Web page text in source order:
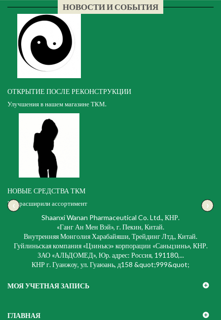
НОВОСТИ И СОБЫТИЯ
ОТКРЫТИЕ ПОСЛЕ РЕКОНСТРУКЦИИ
Улучшения в нашем магазине ТКМ.
НОВЫЕ СРЕДСТВА ТКМ
Мы расширили ассортимент
‹ ›
Shaanxi Wanan Pharmaceutical Co. Ltd., КНР.
«Ганг Ан Мен Вэй», г. Пекин, Китай.
Внутренняя Монголия Харабайяши, Трейдинг Лтд., Китай.
Гуйлиньская компания «Цзинькэ» корпорации «Саньцзинь», КНР.
ЗАО «АЛЬДОМЕД», Юр. адрес: Россия, 191180,...
КНР г. Гуанжоу, ул. Гуаюань, д158 &quot;999&quot;
МОЯ УЧЕТНАЯ ЗАПИСЬ
ГЛАВНАЯ